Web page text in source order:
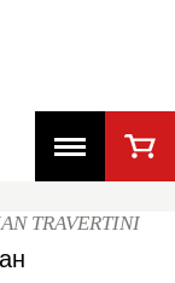
TRAVERTINI